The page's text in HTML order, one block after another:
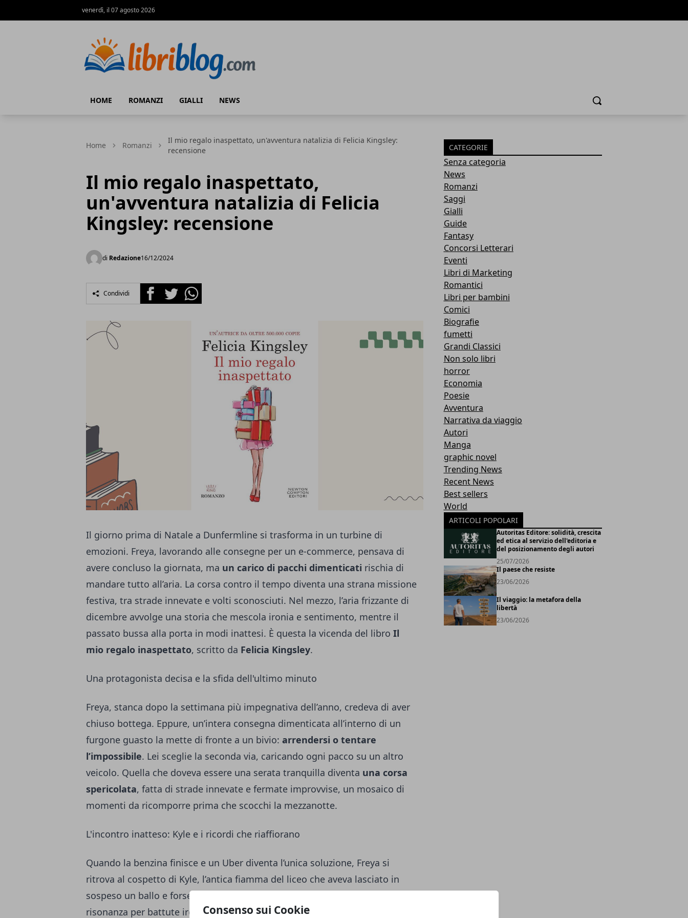
Consenso sui Cookie
venerdì, il 07 agosto 2026
HOME ROMANZI GIALLI NEWS Cerca
Home Romanzi
Il mio regalo inaspettato, un'avventura natalizia di Felicia Kingsley:
recensione
Il mio regalo inaspettato,
un'avventura natalizia di Felicia
Kingsley: recensione
di Redazione16/12/2024
Condividi FacebookTwitterWhatsapp
Il giorno prima di Natale a Dunfermline si trasforma in un turbine di
emozioni. Freya, lavorando alle consegne per un e-commerce, pensava di
avere concluso la giornata, ma un carico di pacchi dimenticati rischia di
mandare tutto all’aria. La corsa contro il tempo diventa una strana missione
festiva, tra strade innevate e volti sconosciuti. Nel mezzo, l’aria frizzante di
dicembre avvolge una storia che mescola ironia e sentimento, mentre il
passato bussa alla porta in modi inattesi. È questa la vicenda del libro Il
mio regalo inaspettato, scritto da Felicia Kingsley.
Una protagonista decisa e la sfida dell'ultimo minuto
Freya, stanca dopo la settimana più impegnativa dell’anno, credeva di aver
chiuso bottega. Eppure, un’intera consegna dimenticata all’interno di un
furgone guasto la mette di fronte a un bivio: arrendersi o tentare
l’impossibile. Lei sceglie la seconda via, caricando ogni pacco su un altro
veicolo. Quella che doveva essere una serata tranquilla diventa una corsa
spericolata, fatta di strade innevate e fermate improvvise, un mosaico di
momenti da ricomporre prima che scocchi la mezzanotte.
L'incontro inatteso: Kyle e i ricordi che riaffiorano
Quando la benzina finisce e un Uber diventa l’unica soluzione, Freya si
ritrova al cospetto di Kyle, l’antica fiamma del liceo che aveva lasciato in
sospeso un ballo e forse un pezzo di cuore. I sedili dell’auto si fanno cassa di
risonanza per battute ironiche, sguardi ancora vivi, piccole confessioni a
CATEGORIE
Senza categoria
News
Romanzi
Saggi
Gialli
Guide
Fantasy
Concorsi Letterari
Eventi
Libri di Marketing
Romantici
Libri per bambini
Comici
Biografie
fumetti
Grandi Classici
Non solo libri
horror
Economia
Poesie
Avventura
Narrativa da viaggio
Autori
Manga
graphic novel
Trending News
Recent News
Best sellers
World
ARTICOLI POPOLARI
Autoritas Editore: solidità, crescita
ed etica al servizio dell'editoria e
del posizionamento degli autori
25/07/2026
Il paese che resiste
23/06/2026
Il viaggio: la metafora della
libertà
23/06/2026